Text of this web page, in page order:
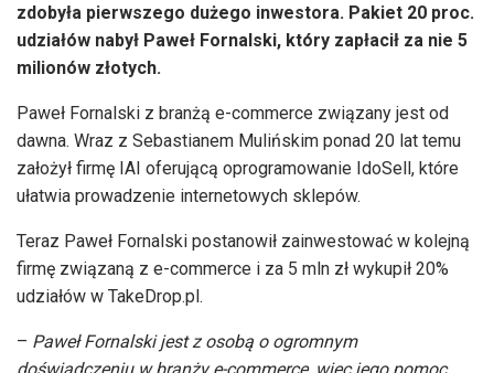
zdobyła pierwszego dużego inwestora. Pakiet 20 proc.
udziałów nabył Paweł Fornalski, który zapłacił za nie 5
milionów złotych.
Paweł Fornalski z branżą e-commerce związany jest od
dawna. Wraz z Sebastianem Mulińskim ponad 20 lat temu
założył firmę IAI oferującą oprogramowanie IdoSell, które
ułatwia prowadzenie internetowych sklepów.
Teraz Paweł Fornalski postanowił zainwestować w kolejną
firmę związaną z e-commerce i za 5 mln zł wykupił 20%
udziałów w TakeDrop.pl.
– Paweł Fornalski jest z osobą o ogromnym
doświadczeniu w branży e-commerce, więc jego pomoc